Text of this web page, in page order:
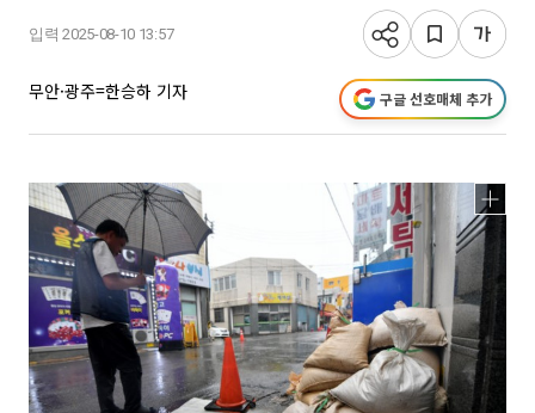
입력 2025-08-10 13:57
무안·광주=한승하 기자 구글 선호매체 추가